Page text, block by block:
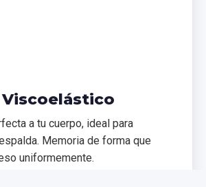
a tu cuerpo, ideal para
Memoria de forma que
uniformemente.